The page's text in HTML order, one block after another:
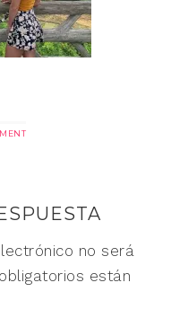
no será
están